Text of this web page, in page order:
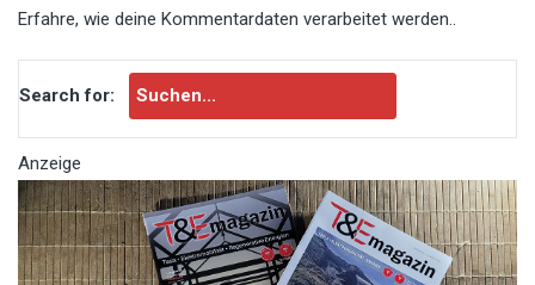
Erfahre, wie deine Kommentardaten verarbeitet werden..
Search for:
Anzeige